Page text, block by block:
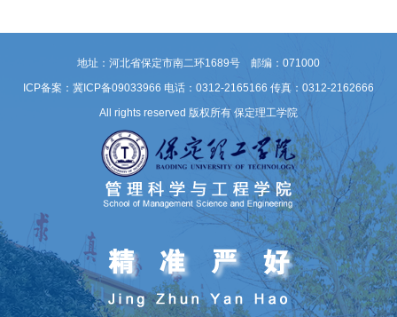
地址：河北省保定市南二环1689号 邮编：071000
ICP备案：冀ICP备09033966 电话：0312-2165166 传真：0312-2162666
All rights reserved 版权所有 保定理工学院